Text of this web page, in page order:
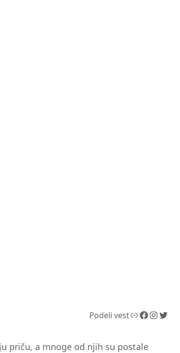
Podeli vestLink Facebook InstagramTwitter
priču, a mnoge od njih su postale